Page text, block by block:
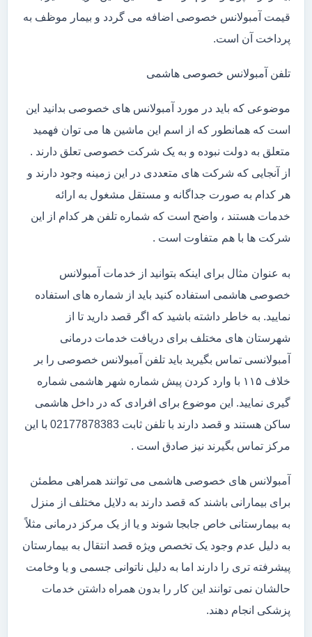
قیمت آمبولانس خصوصی اضافه می گردد و بیمار موظف به
پرداخت آن است.
تلفن آمبولانس خصوصی هاشمی
موضوعی که باید در مورد آمبولانس های خصوصی بدانید این
است که همانطور که از اسم این ماشین ها می توان فهمید
متعلق به دولت نبوده و به یک شرکت خصوصی تعلق دارند .
از آنجایی که شرکت های متعددی در این زمینه وجود دارند و
هر کدام به صورت جداگانه و مستقل مشغول به ارائه
خدمات هستند ، واضح است که شماره تلفن هر کدام از این
شرکت ها با هم متفاوت است .
به عنوان مثال برای اینکه بتوانید از خدمات آمبولانس
خصوصی هاشمی استفاده کنید باید از شماره های استفاده
نمایید. به خاطر داشته باشید که اگر قصد دارید تا از
شهرستان های مختلف برای دریافت خدمات درمانی
آمبولانسی تماس بگیرید باید تلفن آمبولانس خصوصی را بر
خلاف ۱۱۵ با وارد کردن پیش شماره شهر هاشمی شماره
گیری نمایید. این موضوع برای افرادی که در داخل هاشمی
ساکن هستند و قصد دارند با تلفن ثابت 02177878383 با این
مرکز تماس بگیرند نیز صادق است .
آمبولانس های خصوصی هاشمی می توانند همراهی مطمئن
برای بیمارانی باشند که قصد دارند به دلایل مختلف از منزل
به بیمارستانی خاص جابجا شوند و یا از یک مرکز درمانی مثلاً
به دلیل عدم وجود یک تخصص ویژه قصد انتقال به بیمارستان
پیشرفته تری را دارند اما به دلیل ناتوانی جسمی و یا وخامت
حالشان نمی توانند این کار را بدون همراه داشتن خدمات
پزشکی انجام دهند.